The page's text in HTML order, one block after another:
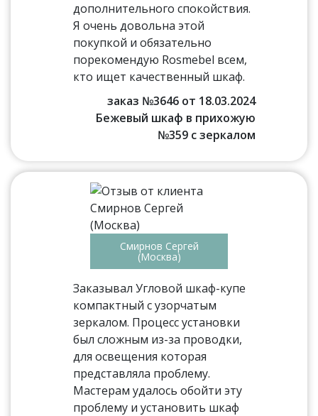
дополнительного спокойствия.
Я очень довольна этой
покупкой и обязательно
порекомендую Rosmebel всем,
кто ищет качественный шкаф.
заказ №3646 от 18.03.2024
Бежевый шкаф в прихожую
№359 с зеркалом
Смирнов Сергей
(Москва)
Заказывал Угловой шкаф-купе
компактный с узорчатым
зеркалом. Процесс установки
был сложным из-за проводки,
для освещения которая
представляла проблему.
Мастерам удалось обойти эту
проблему и установить шкаф